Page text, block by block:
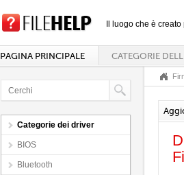
Il luogo che è
PAGINA PRINCIPALE CATEGORIE
Categorie dei driver
BIOS
Bluetooth